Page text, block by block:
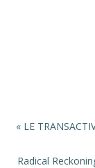
« LE
Radical